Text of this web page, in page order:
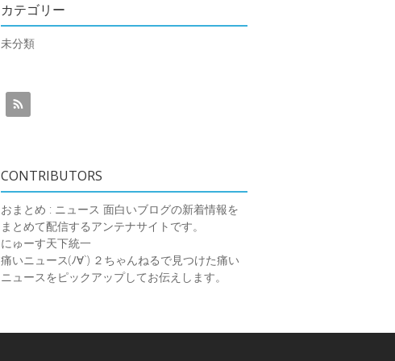
カテゴリー
未分類
CONTRIBUTORS
おまとめ : ニュース 面白いブログの新着情報を
まとめて配信するアンテナサイトです。
にゅーす天下統一
痛いニュース(ﾉ∀`) ２ちゃんねるで見つけた痛い
ニュースをピックアップしてお伝えします。